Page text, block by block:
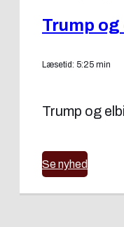
Trump
Læsetid: 5:25 min
Trump og
Se nyhed